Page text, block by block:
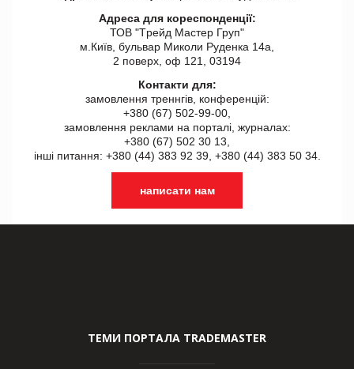
Адреса для кореспонденції:
ТОВ "Tрейд Мастер Груп"
м.Київ, бульвар Миколи Руденка 14а,
2 поверх, оф 121, 03194
Контакти для:
замовлення треннгів, конференцій:
+380 (67) 502-99-00,
замовлення реклами на порталі, журналах:
+380 (67) 502 30 13,
інші питання: +380 (44) 383 92 39, +380 (44) 383 50 34.
написати нам
ТЕМИ ПОРТАЛА TRADEMASTER